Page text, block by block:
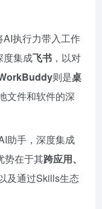
AI执行力带入工作
度集成飞书 ，以对
则是桌
文件和软件的深
助手，深度集成
势在于其跨应用、
及通过Skills生态